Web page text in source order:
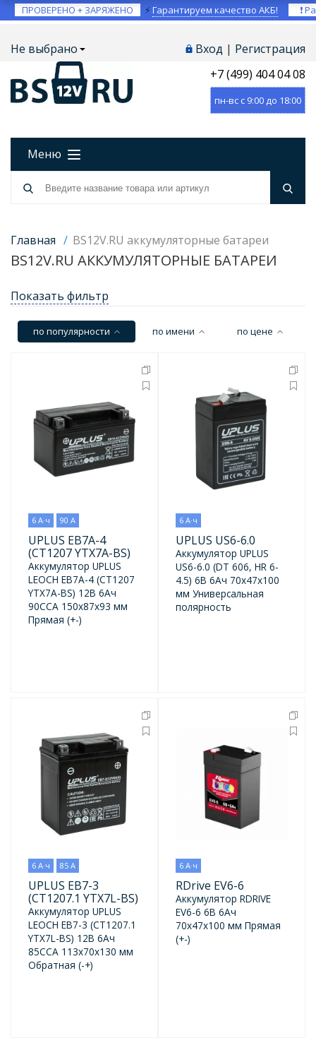
ПРОВЕРЕНО + ЗАРЯЖЕНО ⚡Гарантируем качество АКБ! ❗
Не выбрано Вход | Регистрация
+7 (499) 404 04 08
пн-вс с 9:00 до 18:00
Меню
Главная / BS12V.RU аккумуляторные батареи
BS12V.RU АККУМУЛЯТОРНЫЕ БАТАРЕИ
Показать фильтр
по популярности по имени по цене
6 А·ч 90 А
UPLUS EB7A-4
(CT1207 YTX7A-BS)
Аккумулятор UPLUS
LEOCH EB7A-4 (CT1207
YTX7A-BS) 12В 6Ач
90CCA 150x87x93 мм
Прямая (+-)
6 А·ч
UPLUS US6-6.0
Аккумулятор UPLUS
US6-6.0 (DT 606, HR 6-
4.5) 6В 6Ач 70x47x100
мм Универсальная
полярность
6 А·ч 85 А
UPLUS EB7-3
(CT1207.1 YTX7L-BS)
Аккумулятор UPLUS
LEOCH EB7-3 (CT1207.1
YTX7L-BS) 12В 6Ач
85CCA 113x70x130 мм
Обратная (-+)
6 А·ч
RDrive EV6-6
Аккумулятор RDRIVE
EV6-6 6В 6Ач
70x47x100 мм Прямая
(+-)